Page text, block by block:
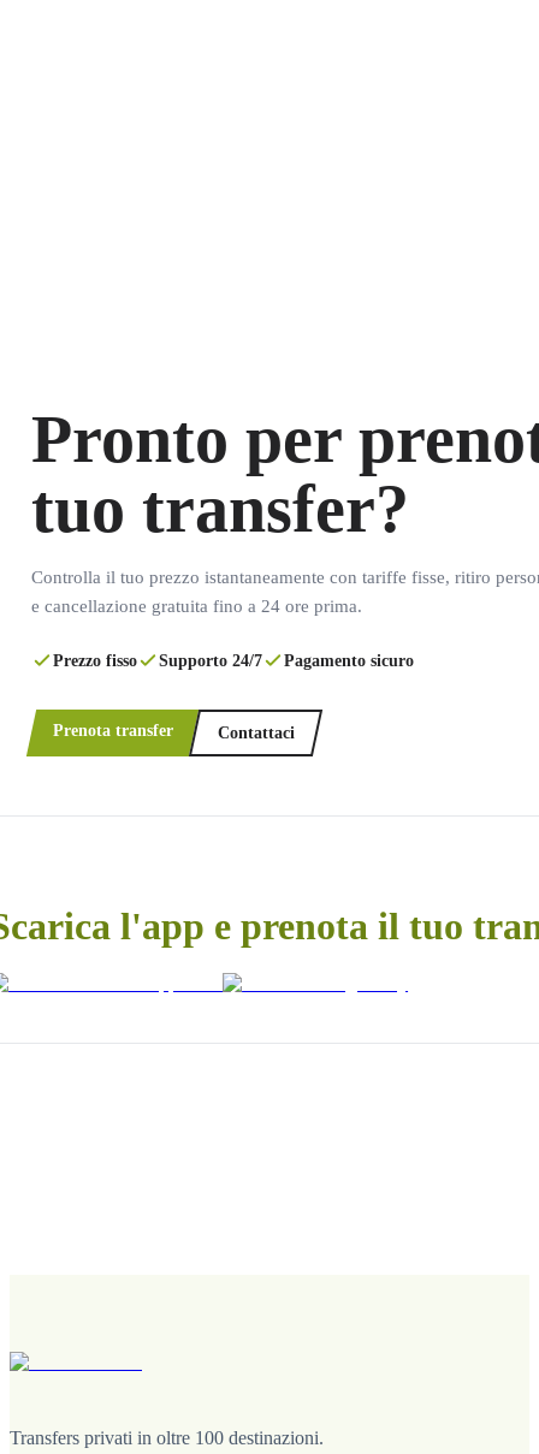
Pronto per
tuo transfer?
Controlla il tuo prezzo istantaneamente con tariffe fisse, ritiro
e cancellazione gratuita fino a 24 ore prima.
Prezzo fisso Supporto 24/7 Pagamento sicuro
Prenota transfer Contattaci
l'app e prenota il tuo
Transfers privati in oltre 100 destinazioni.